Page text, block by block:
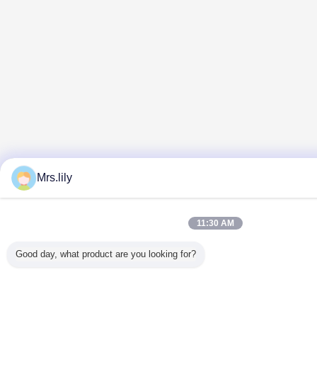
Mrs.lily
11:30 AM
Good day, what product are you looking for?